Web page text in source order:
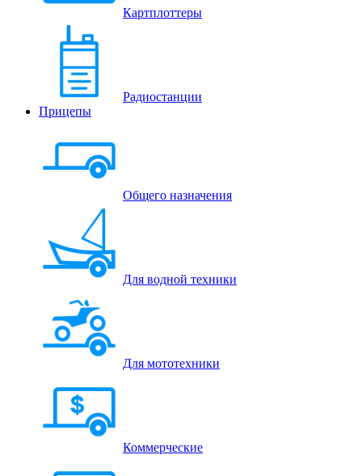
Картплоттеры
Радиостанции
Прицепы
Общего назначения
Для водной техники
Для мототехники
Коммерческие